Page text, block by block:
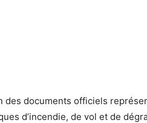
des documents officiels
d’incendie, de vol et de